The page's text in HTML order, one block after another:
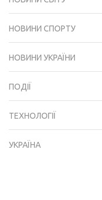
НОВИНИ СПОРТУ
НОВИНИ УКРАЇНИ
ПОДІЇ
ТЕХНОЛОГІЇ
УКРАЇНА